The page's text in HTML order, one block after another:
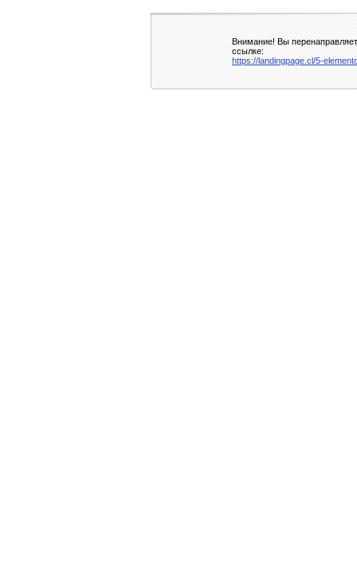
Внимание! Вы
ссылке:
https://landingpage.cl/5-